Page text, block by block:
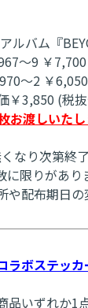
ルバム『
～9 ￥
～2 ￥
￥3,850 (税
渡しいたし
なり次第終了
限りがあり
配布期日の
ボステッカ
品いずれか1